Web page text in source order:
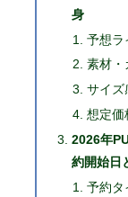
身
予想ラ
素材・
サイズ
想定価
2026年
約開始日
予約タ